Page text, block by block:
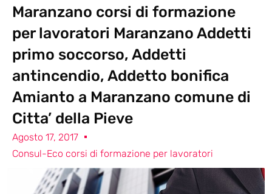
Maranzano corsi di formazione
per lavoratori Maranzano Addetti
primo soccorso, Addetti
antincendio, Addetto bonifica
Amianto a Maranzano comune di
Citta’ della Pieve
Agosto 17, 2017
Consul-Eco corsi di formazione per lavoratori